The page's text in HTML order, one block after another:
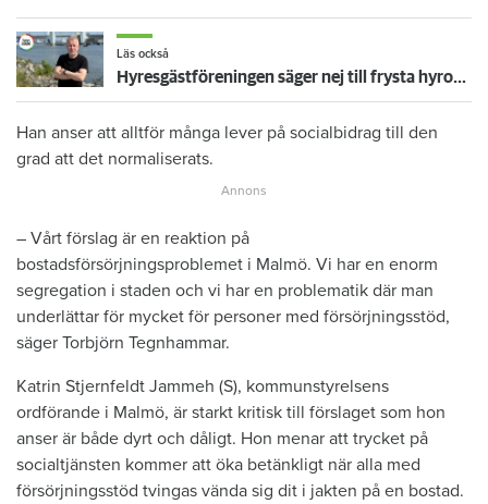
Läs också
Hyresgästföreningen säger nej till frysta hyror: ”Får inte bli en bricka i ett politiskt spel”
Han anser att alltför många lever på socialbidrag till den
grad att det normaliserats.
– Vårt förslag är en reaktion på
bostadsförsörjningsproblemet i Malmö. Vi har en enorm
segregation i staden och vi har en problematik där man
underlättar för mycket för personer med försörjningsstöd,
säger Torbjörn Tegnhammar.
Katrin Stjernfeldt Jammeh (S), kommunstyrelsens
ordförande i Malmö, är starkt kritisk till förslaget som hon
anser är både dyrt och dåligt. Hon menar att trycket på
socialtjänsten kommer att öka betänkligt när alla med
försörjningsstöd tvingas vända sig dit i jakten på en bostad.